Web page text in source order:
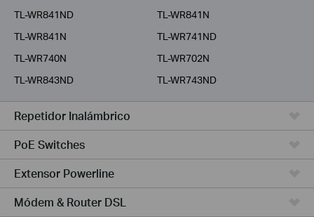
TL-WR841ND
TL-WR841N
TL-WR841N
TL-WR741ND
TL-WR740N
TL-WR702N
TL-WR843ND
TL-WR743ND
Repetidor Inalámbrico
PoE Switches
Extensor Powerline
Módem & Router DSL